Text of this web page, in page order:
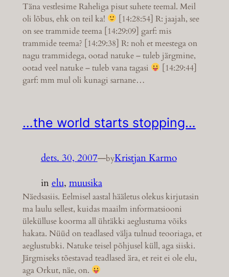
Täna vestlesime Raheliga pisut suhete teemal. Meil
oli lõbus, ehk on teil ka!
[14:28:54] R: jaajah, see
on see trammide teema [14:29:09] garf: mis
trammide teema? [14:29:38] R: noh et meestega on
nagu trammidega, ootad natuke – tuleb järgmine,
ootad veel natuke – tuleb vana tagasi
[14:29:44]
garf: mm mul oli kunagi sarnane…
…the world starts stopping…
dets. 30, 2007—byKristjan Karmo
inelu, muusika
Näedsasiis. Eelmisel aastal hääletus olekus kirjutasin
ma laulu sellest, kuidas maailm informatsiooni
ülekülluse koorma all ühtäkki aeglustuma võiks
hakata. Nüüd on teadlased välja tulnud teooriaga, et
aeglustubki. Natuke teisel põhjusel küll, aga siiski.
Järgmiseks tõestavad teadlased ära, et reit ei ole elu,
aga Orkut, näe, on.